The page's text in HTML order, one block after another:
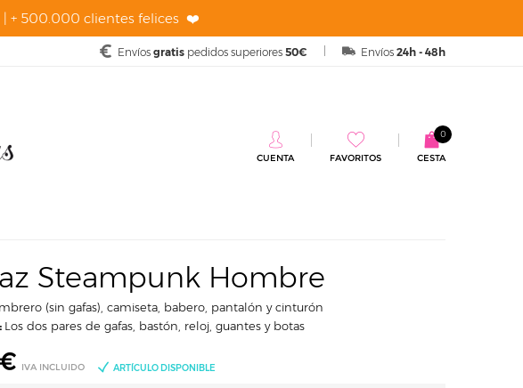
| + 500.000 clientes felices ❤️
Envíos 24h - 48h
Envíos gratis pedidos superiores 50€
CESTA
0
CUENTA FAVORITOS
Steampunk Hombre
(sin gafas), camiseta, babero, pantalón y cinturón
Los dos pares de gafas, bastón, reloj, guantes y botas
€ IVA INCLUIDO ARTÍCULO DISPONIBLE